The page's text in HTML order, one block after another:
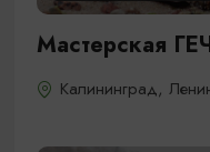
Мастерская
Калининград,